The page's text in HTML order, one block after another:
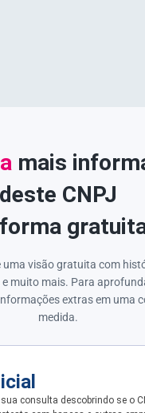
mais
deste CNPJ
uma visão gratuita com
muito mais. Para
extras em uma
medida.
consulta descobrindo se o